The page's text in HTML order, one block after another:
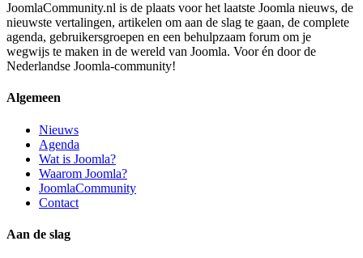
JoomlaCommunity.nl is de plaats voor het laatste Joomla nieuws, de
nieuwste vertalingen, artikelen om aan de slag te gaan, de complete
agenda, gebruikersgroepen en een behulpzaam forum om je
wegwijs te maken in de wereld van Joomla. Voor én door de
Nederlandse Joomla-community!
Algemeen
Nieuws
Agenda
Wat is Joomla?
Waarom Joomla?
JoomlaCommunity
Contact
Aan de slag